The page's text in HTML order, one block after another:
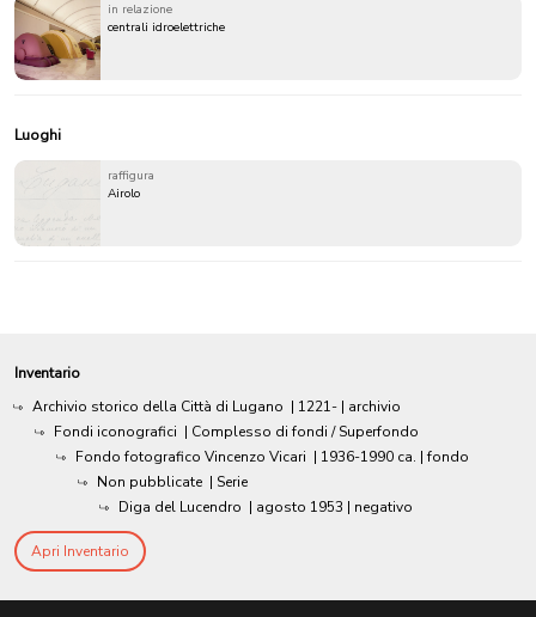
in relazione
centrali idroelettriche
Luoghi
raffigura
Airolo
Inventario
Archivio storico della Città di Lugano | 1221- | archivio
Fondi iconografici | Complesso di fondi / Superfondo
Fondo fotografico Vincenzo Vicari | 1936-1990 ca. | fondo
Non pubblicate | Serie
Diga del Lucendro | agosto 1953 | negativo
Apri Inventario